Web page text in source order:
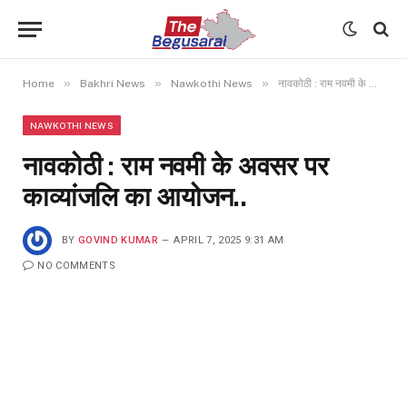
Home » Bakhri News » Nawkothi News » नावकोठी : राम नवमी के अवसर पर काव्यांजलि का आयोजन..
NAWKOTHI NEWS
नावकोठी : राम नवमी के अवसर पर
काव्यांजलि का आयोजन..
BY GOVIND KUMAR APRIL 7, 2025 9:31 AM
NO COMMENTS